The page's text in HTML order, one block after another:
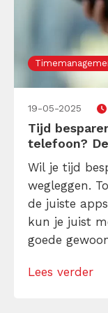
19-05-2025
Tijd
telefoon?
Wil je tijd
wegleggen.
de juiste
kun je juist
goede
belangrijke
Lees verder